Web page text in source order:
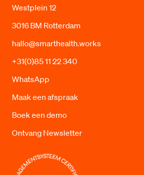
Westplein 12
3016 BM Rotterdam
hallo@smarthealth.works
+31(0)85 11 22 340
WhatsApp
Maak een afspraak
Boek een demo
Ontvang Newsletter